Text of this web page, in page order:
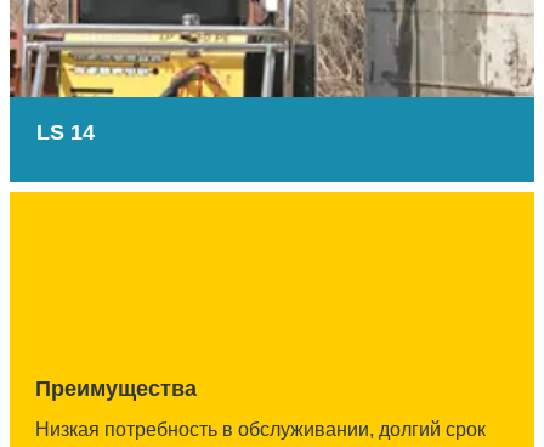
LS 14
Преимущества
Низкая потребность в обслуживании, долгий срок